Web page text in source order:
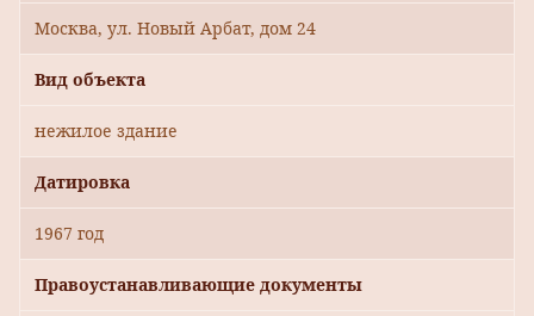
Москва, ул. Новый Арбат, дом 24
Вид объекта
нежилое здание
Датировка
1967 год
Правоустанавливающие документы